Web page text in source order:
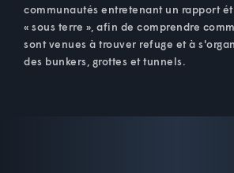
communautés entretenant un rapport
« sous terre », afin de comprendre
sont venues à trouver refuge et à
des bunkers, grottes et tunnels.